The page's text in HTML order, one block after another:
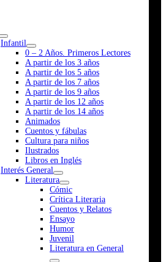
Infantil
0 – 2 Años. Primeros Lectores
A partir de los 3 años
A partir de los 5 años
A partir de los 7 años
A partir de los 9 años
A partir de los 12 años
A partir de los 14 años
Animados
Cuentos y fábulas
Cultura para niños
Ilustrados
Libros en Inglés
Interés General
Literatura
Cómic
Crítica Literaria
Cuentos y Relatos
Ensayo
Humor
Juvenil
Literatura en General